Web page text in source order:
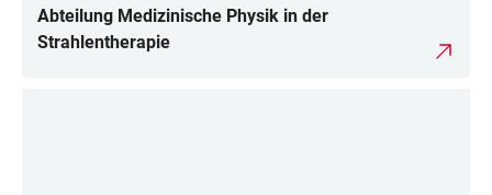
Abteilung Medizinische Physik in der
Strahlentherapie